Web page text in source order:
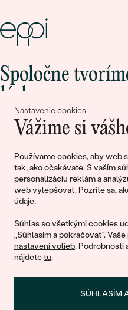
Nastavenie cookies
Vážime si
Používame cookies, aby web
tak, ako očakávate. S vaším
personalizáciu reklám a
web vylepšovať. Pozrite sa,
údaje.
Súhlas so všetkými cookies
„Súhlasím a pokračovať".
nastavení volieb. Podrobnosti
nájdetetu.
SÚHLASÍM
Spoločne
lásky
Pripojte sa k nám!
© 2011 - 2026, Eppi.sk